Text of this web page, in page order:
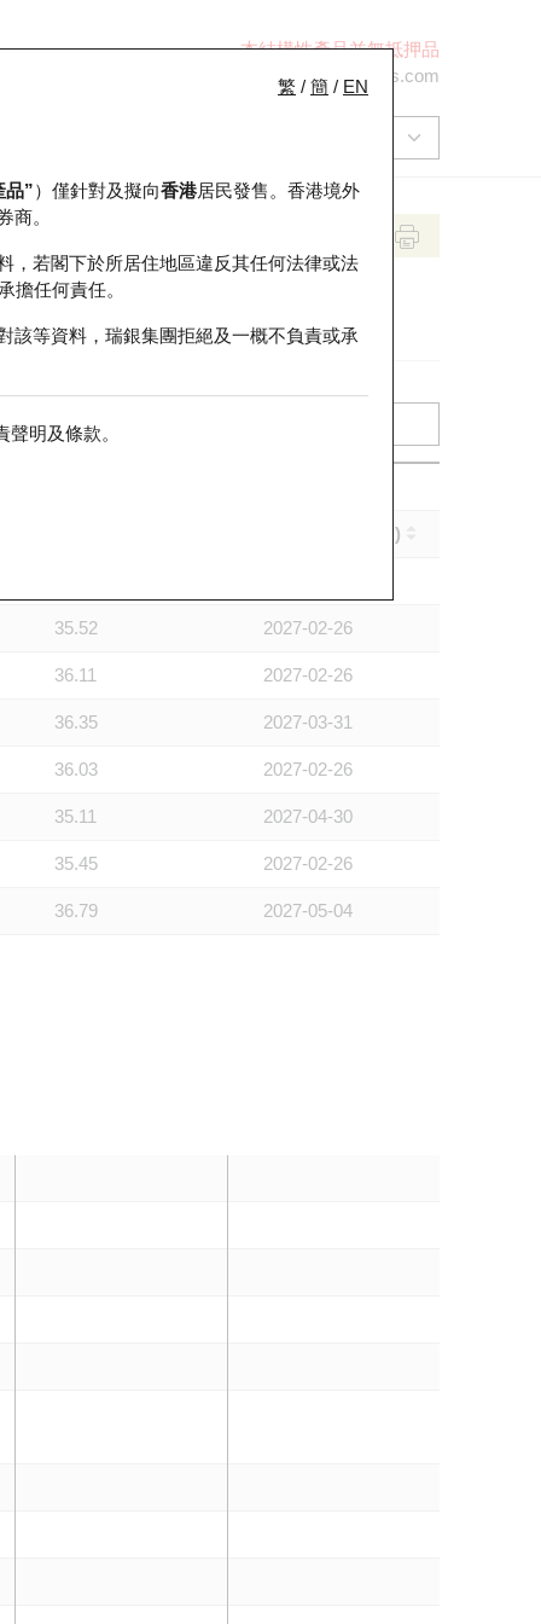
本結構性產品並無抵押品
ol-hkwarrants@ubs.com
繁 / 簡 / EN
品”）僅針對及擬向香港居民發售。香港境外
商。
，若閣下於所居住地區違反其任何法律或法
擔任何責任。
該等資料，瑞銀集團拒絕及一概不負責或承
聲明及條款。
到期日 (年-月-日)
35.52 2027-02-26
36.11 2027-02-26
36.35 2027-03-31
36.03 2027-02-26
35.11 2027-04-30
35.45 2027-02-26
36.79 2027-05-04